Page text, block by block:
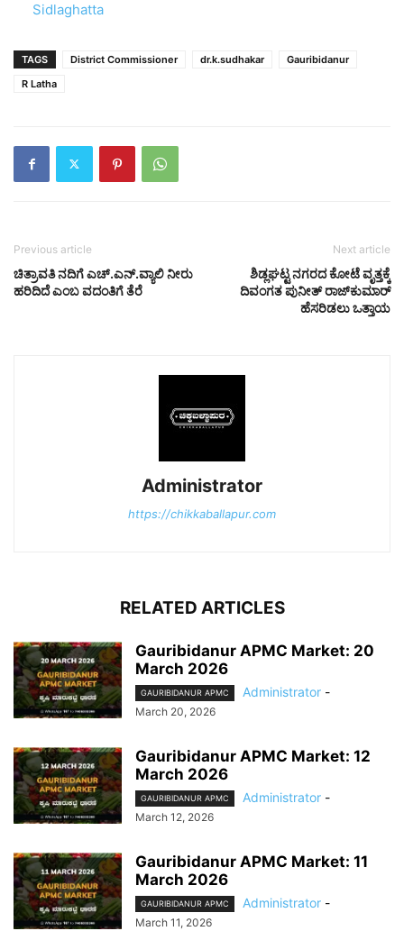
In relation to
Sidlaghatta
TAGS District Commissioner dr.k.sudhakar
Gauribidanur
R Latha
Previous article
ಚಿತ್ರಾವತಿ ನದಿಗೆ ಎಚ್.ಎನ್.ವ್ಯಾಲಿ ನೀರು
ಹರಿದಿದೆ ಎಂಬ ವದಂತಿಗೆ ತೆರೆ
Next article
ಶಿಡ್ಲಘಟ್ಟ ನಗರದ ಕೋಟೆ ವೃತ್ತಕ್ಕೆ
ದಿವಂಗತ ಪುನೀತ್ ರಾಜ್‌ಕುಮಾರ್
ಹೆಸರಿಡಲು ಒತ್ತಾಯ
Administrator
https://chikkaballapur.com
RELATED ARTICLES
Gauribidanur APMC Market: 20
March 2026
GAURIBIDANUR APMC Administrator -
March 20, 2026
Gauribidanur APMC Market: 12
March 2026
GAURIBIDANUR APMC Administrator -
March 12, 2026
Gauribidanur APMC Market: 11
March 2026
GAURIBIDANUR APMC Administrator -
March 11, 2026